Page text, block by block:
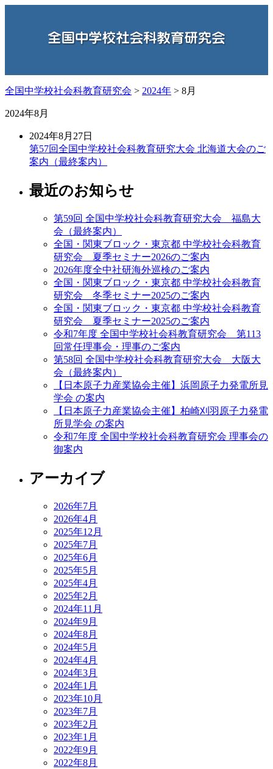
全国中学校社会科教育研究会 > 2024年 > 8月
2024年8月
2024年8月27日
第57回全国中学校社会科教育研究大会 北海道大会のご
案内（最終案内）
最近のお知らせ
第59回 全国中学校社会科教育研究大会 福島大
会（最終案内）
全国・関東ブロック・東京都 中学校社会科教育
研究会 夏季セミナー2026のご案内
2026年度全中社研海外巡検のご案内
全国・関東ブロック・東京都 中学校社会科教育
研究会 冬季セミナー2025のご案内
全国・関東ブロック・東京都 中学校社会科教育
研究会 夏季セミナー2025のご案内
令和7年度 全国中学校社会科教育研究会 第113
回常任理事会・理事のご案内
第58回 全国中学校社会科教育研究大会 大阪大
会（最終案内）
【日本原子力産業協会主催】浜岡原子力発電所見
学会 の案内
【日本原子力産業協会主催】柏崎刈羽原子力発電
所見学会 の案内
令和7年度 全国中学校社会科教育研究会 理事会の
御案内
アーカイブ
2026年7月
2026年4月
2025年12月
2025年7月
2025年6月
2025年5月
2025年4月
2025年2月
2024年11月
2024年9月
2024年8月
2024年5月
2024年4月
2024年3月
2024年1月
2023年10月
2023年7月
2023年2月
2023年1月
2022年9月
2022年8月